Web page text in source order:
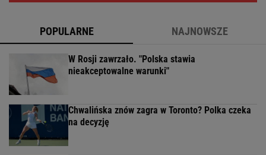
POPULARNE NAJNOWSZE
W Rosji zawrzało. "Polska stawia
nieakceptowalne warunki"
Chwalińska znów zagra w Toronto? Polka czeka
na decyzję